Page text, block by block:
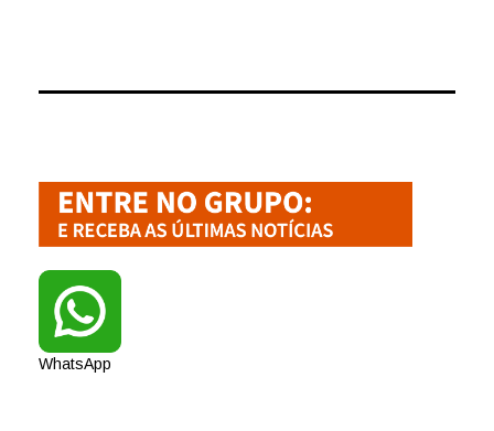
WhatsApp